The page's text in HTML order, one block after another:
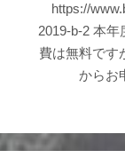
https://
2019-b-2 本
費は無料です
からお